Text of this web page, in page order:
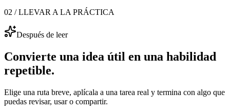
02 / LLEVAR A LA PRÁCTICA
Después de leer
Convierte una idea útil en una habilidad
repetible.
Elige una ruta breve, aplícala a una tarea real y termina con algo que
puedas revisar, usar o compartir.